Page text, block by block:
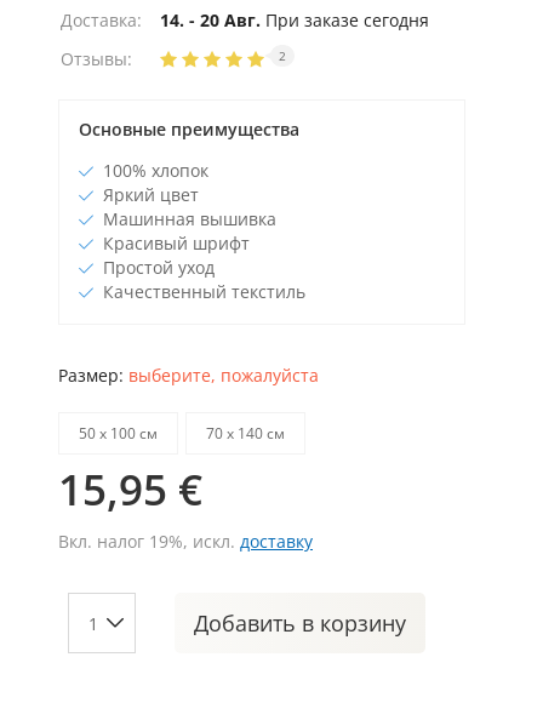
Доставка:
14. - 20 Авг. При заказе сегодня
Отзывы:
2
Основные преимущества
100% хлопок
Яркий цвет
Машинная вышивка
Красивый шрифт
Простой уход
Качественный текстиль
Размер: выберите, пожалуйста
50 х 100 см 70 х 140 см
15,95 €
Вкл. налог 19%, искл. доставку
Добавить в корзину